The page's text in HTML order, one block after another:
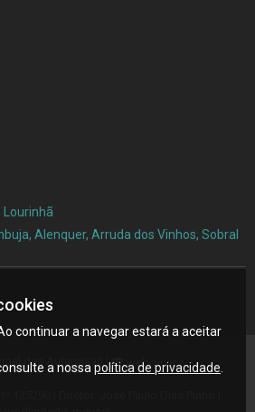
Lourinhã
Alenquer, Arruda dos Vinhos, Sobral
das Autarquias |
125290 | Diretor: José Paulo Dias Pinho |
continuar a navegar estará a aceitar
a nossa política de privacidade